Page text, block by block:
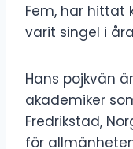
Fem, har hittat
varit singel i
Hans pojkvän
akademiker
Fredrikstad,
för